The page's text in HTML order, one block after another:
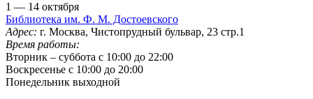
1 — 14 октября
Библиотека им. Ф. М. Достоевского
Адрес: г. Москва, Чистопрудный бульвар, 23 стр.1
Время работы:
Вторник – суббота с 10:00 до 22:00
Воскресенье с 10:00 до 20:00
Понедельник выходной